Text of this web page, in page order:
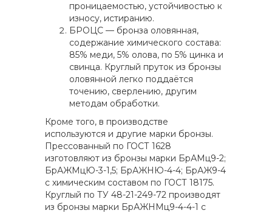
проницаемостью, устойчивостью к
износу, истиранию.
БРОЦС — бронза оловянная,
содержание химического состава:
85% меди, 5% олова, по 5% цинка и
свинца. Круглый пруток из бронзы
оловянной легко поддаётся
точению, сверлению, другим
методам обработки.
Кроме того, в производстве
используются и другие марки бронзы.
Прессованный по ГОСТ 1628
изготовляют из бронзы марки БрАМц9-2;
БрАЖМцЮ-3-1,5; БрАЖНЮ-4-4; БрАЖ9-4
с химическим составом по ГОСТ 18175.
Круглый по ТУ 48-21-249-72 производят
из бронзы марки БрАЖНМц9-4-4-1 с